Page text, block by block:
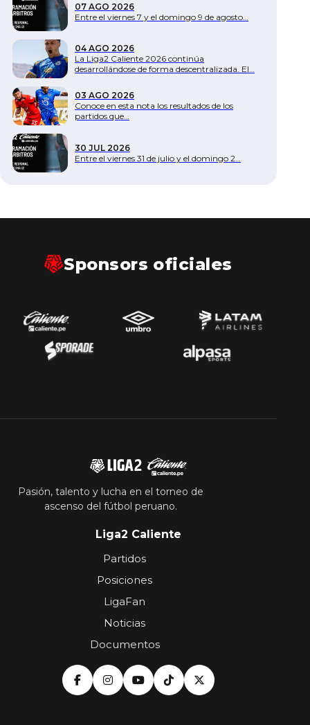
07 AGO 2026
Entre el viernes 7 y el domingo 9 de agosto…
04 AGO 2026
La Liga2 Caliente 2026 continúa
desarrollándose de forma descentralizada. El…
03 AGO 2026
Conoce en esta nota los resultados de los
partidos que…
30 JUL 2026
Entre el viernes 31 de julio y el domingo 2…
Sponsors oficiales
Pasión, talento y lucha en el torneo de
ascenso del fútbol peruano.
Liga2 Caliente
Partidos
Posiciones
LigaFan
Noticias
Documentos